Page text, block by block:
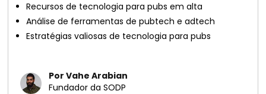
Recursos de tecnologia para pubs em alta
Análise de ferramentas de pubtech e adtech
Estratégias valiosas de tecnologia para pubs
Por Vahe Arabian
Fundador da SODP